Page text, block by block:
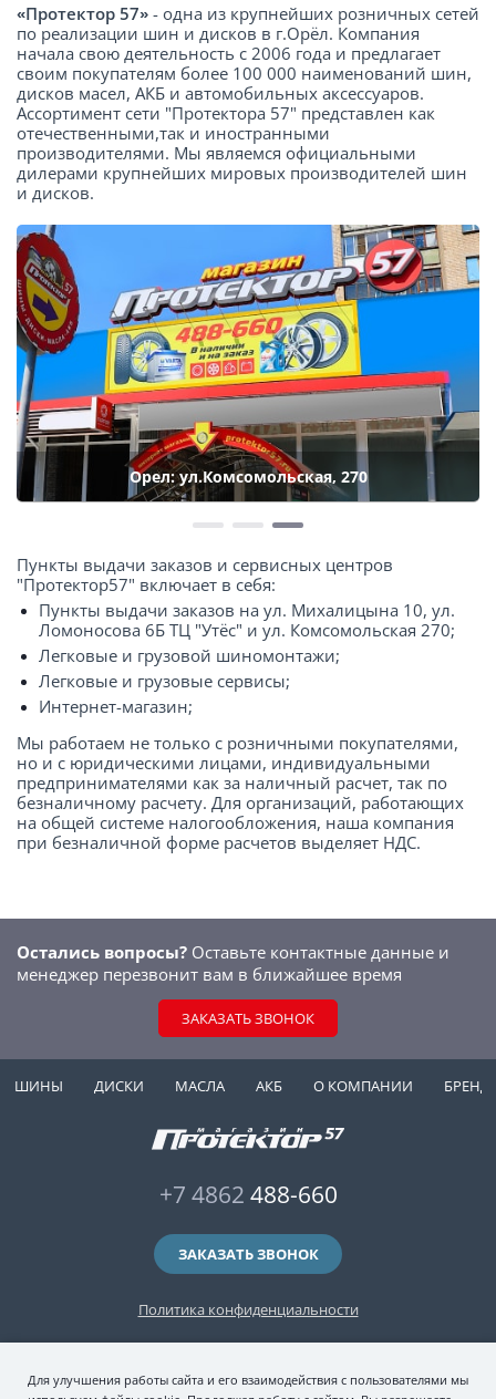
Орел: ул.Комсомольская, 270
«Протектор 57» - одна из крупнейших розничных сетей
по реализации шин и дисков в г.Орёл. Компания
начала свою деятельность с 2006 года и предлагает
своим покупателям более 100 000 наименований шин,
дисков масел, АКБ и автомобильных аксессуаров.
Ассортимент сети "Протектора 57" представлен как
отечественными,так и иностранными
производителями. Мы являемся официальными
дилерами крупнейших мировых производителей шин
и дисков.
Пункты выдачи заказов и сервисных центров
"Протектор57" включает в себя:
Пункты выдачи заказов на ул. Михалицына 10, ул.
Ломоносова 6Б ТЦ "Утёс" и ул. Комсомольская 270;
Легковые и грузовой шиномонтажи;
Легковые и грузовые сервисы;
Интернет-магазин;
Мы работаем не только с розничными покупателями,
но и с юридическими лицами, индивидуальными
предпринимателями как за наличный расчет, так по
безналичному расчету. Для организаций, работающих
на общей системе налогообложения, наша компания
при безналичной форме расчетов выделяет НДС.
Остались вопросы? Оставьте контактные данные и
менеджер перезвонит вам в ближайшее время
ЗАКАЗАТЬ ЗВОНОК
ШИНЫ ДИСКИ МАСЛА АКБ О КОМПАНИИ
Политика конфиденциальности
+7 4862 488-660
ЗАКАЗАТЬ ЗВОНОК
2006-2026 © интернет-магазин "Протектор 57" — автомобильные шины
(зимние и летние шины), колесные диски, шиномонтаж и хранение шин.
Для улучшения работы сайта и его взаимодействия с пользователями мы